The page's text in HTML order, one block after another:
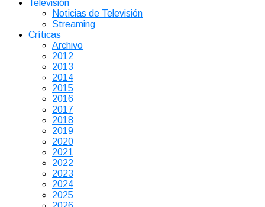
Televisión
Noticias de Televisión
Streaming
Críticas
Archivo
2012
2013
2014
2015
2016
2017
2018
2019
2020
2021
2022
2023
2024
2025